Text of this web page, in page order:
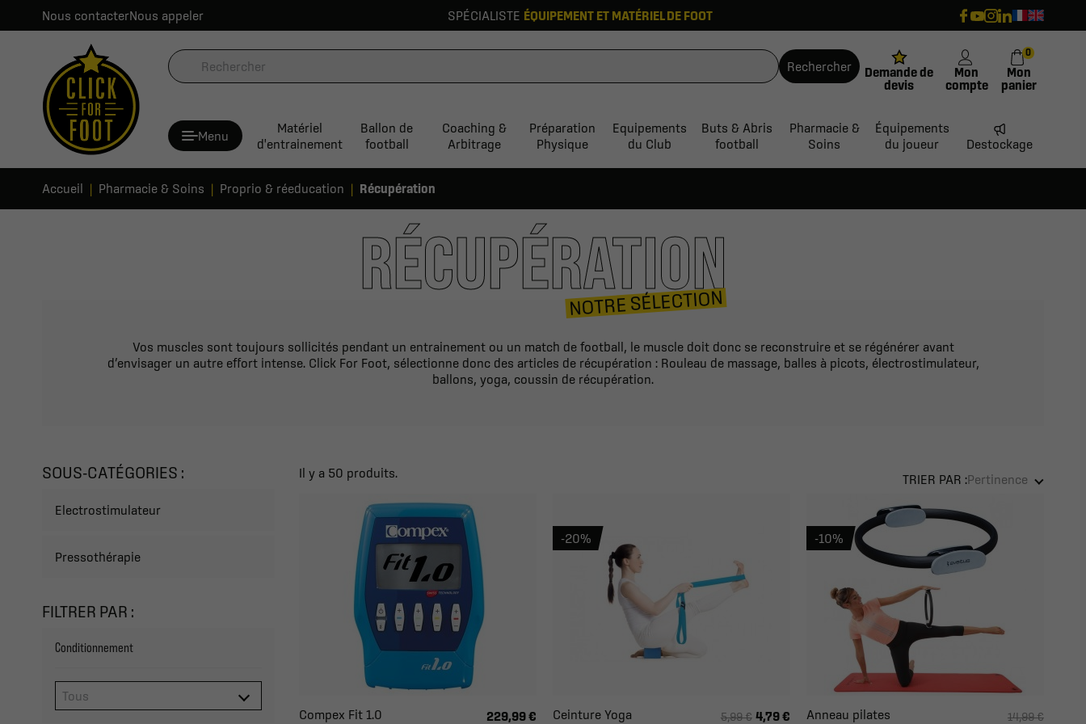
Nous contacterNous appeler SPÉCIALISTE ÉQUIPEMENT ET MATÉRIEL DE FOOT
Rechercher
Demande de
devis
Mon
compte
Mon
panier
0
Menu
Matériel
d'entrainement
Ballon de
football
Coaching &
Arbitrage
Préparation
Physique
Equipements
du Club
Buts & Abris
football
Pharmacie &
Soins
Équipements
du joueur
Destockage
Accueil Pharmacie & Soins Proprio & réeducation Récupération
RÉCUPÉRATION
NOTRE SÉLECTION
Vos muscles sont toujours sollicités pendant un entrainement ou un match de football, le muscle doit donc se reconstruire et se régénérer avant
d’envisager un autre effort intense. Click For Foot, sélectionne donc des articles de récupération : Rouleau de massage, balles à picots, électrostimulateur,
ballons, yoga, coussin de récupération.
SOUS-CATÉGORIES :
Electrostimulateur
Pressothérapie
FILTRER PAR :
Conditionnement
Il y a 50 produits. TRIER PAR :Pertinence
Compex Fit 1.0 229,99 € Ceinture Yoga 5,99 € 4,79 €
-20%
Anneau pilates 14,99 €
-10%